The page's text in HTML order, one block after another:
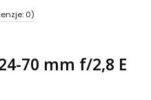
0)
70 mm f/2,8 E